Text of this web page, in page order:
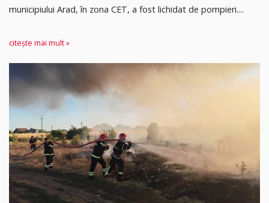
municipiului Arad, în zona CET, a fost lichidat de pompieri....
citește mai mult »